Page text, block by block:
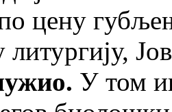
цену
литургију,
У том